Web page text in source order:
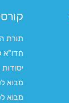
תורת
חדו"א
יסודות
מבוא
מבוא